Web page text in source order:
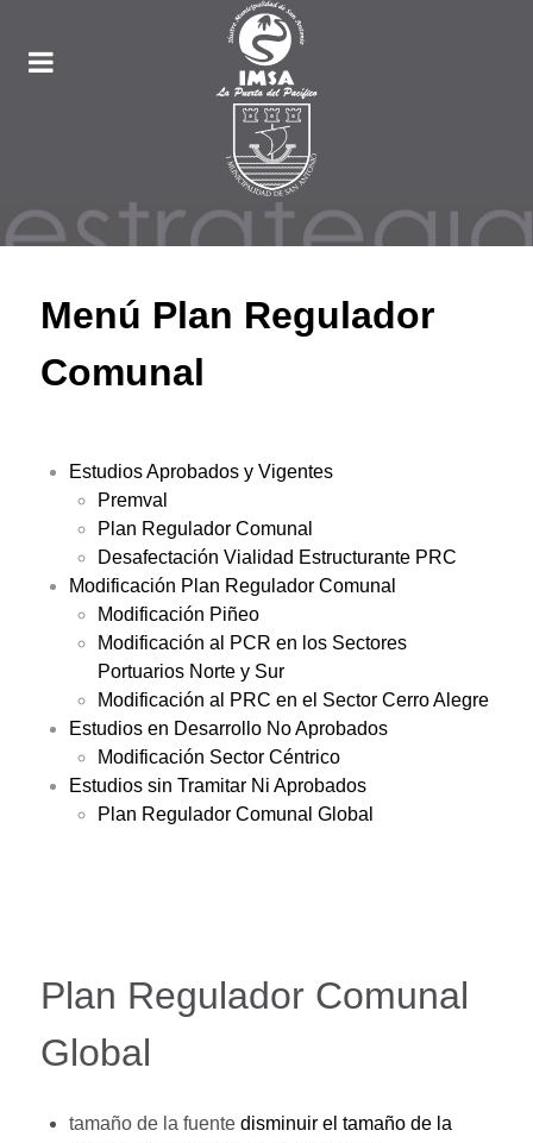
Menú Plan Regulador
Comunal
Estudios Aprobados y Vigentes
Premval
Plan Regulador Comunal
Desafectación Vialidad Estructurante PRC
Modificación Plan Regulador Comunal
Modificación Piñeo
Modificación al PCR en los Sectores
Portuarios Norte y Sur
Modificación al PRC en el Sector Cerro Alegre
Estudios en Desarrollo No Aprobados
Modificación Sector Céntrico
Estudios sin Tramitar Ni Aprobados
Plan Regulador Comunal Global
Plan Regulador Comunal
Global
tamaño de la fuente disminuir el tamaño de la